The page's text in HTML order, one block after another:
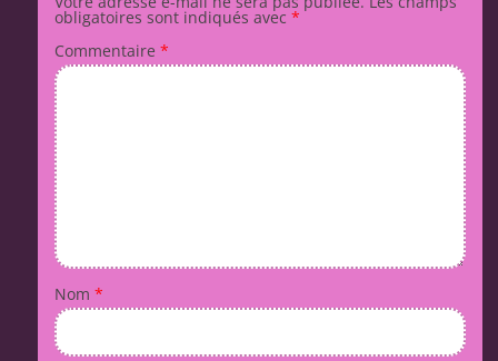
obligatoires sont indiqués avec *
Commentaire *
Nom *